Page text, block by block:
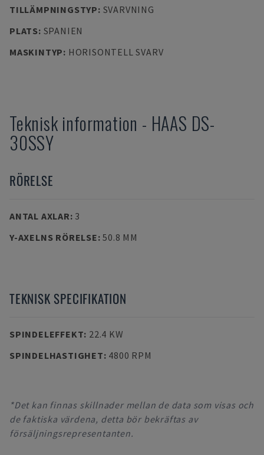
TILLÄMPNINGSTYP: SVARVNING
PLATS: SPANIEN
MASKINTYP: HORISONTELL SVARV
Teknisk information - HAAS DS-
30SSY
RÖRELSE
ANTAL AXLAR: 3
Y-AXELNS RÖRELSE:50.8 MM
TEKNISK SPECIFIKATION
SPINDELEFFEKT: 22.4 KW
SPINDELHASTIGHET: 4800 RPM
*Det kan finnas skillnader mellan de data som visas och
de faktiska värdena, detta bör bekräftas av
försäljningsrepresentanten.